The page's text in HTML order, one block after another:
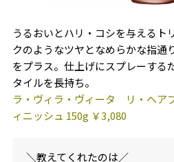
うるおいとハリ・コシを与えるト
クのようなツヤとなめらかな指通
をプラス。仕上げにスプレーする
タイルを長持ち。
ラ・ヴィラ・ヴィータ リ・ヘア
ィニッシュ 150g ￥3,080
＼教えてくれたのは／